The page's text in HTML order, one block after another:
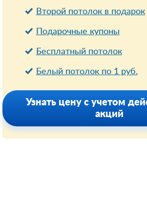
Второй потолок в подарок
Подарочные купоны
Бесплатный потолок
Белый потолок по 1 руб.
Узнать цену с учетом
акций